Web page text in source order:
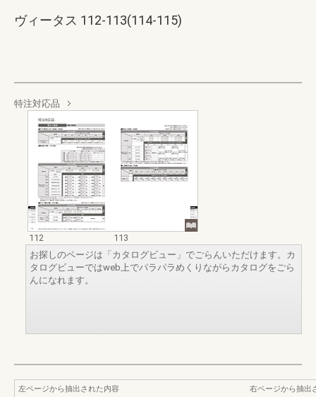
ヴィータス 112-113(114-115)
特注対応品
112
113
お探しのページは「カタログビュー」でごらんいただけます。カ
タログビューではweb上でパラパラめくりながらカタログをごら
んになれます。
左ページから抽出された内容
右ページから抽出